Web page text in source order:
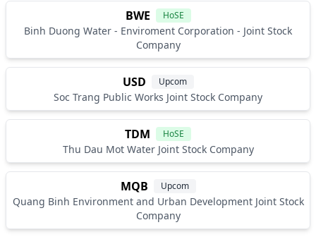
BWE HoSE
Binh Duong Water - Enviroment Corporation - Joint Stock
Company
USD Upcom
Soc Trang Public Works Joint Stock Company
TDM HoSE
Thu Dau Mot Water Joint Stock Company
MQB Upcom
Quang Binh Environment and Urban Development Joint Stock
Company